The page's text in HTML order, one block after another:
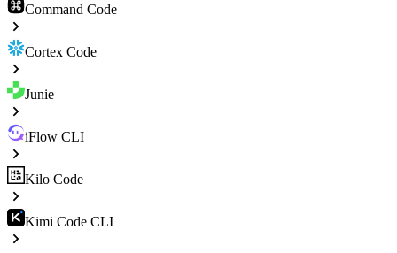
Command Code
Cortex Code
Junie
iFlow CLI
Kilo Code
Kimi Code CLI